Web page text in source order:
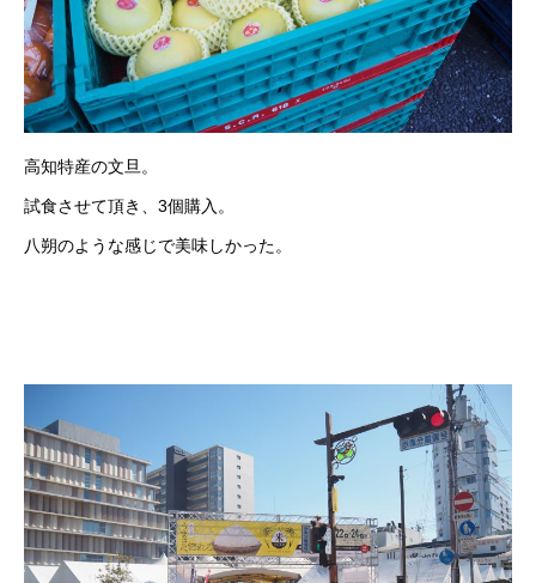
高知特産の文旦。
試食させて頂き、3個購入。
八朔のような感じで美味しかった。